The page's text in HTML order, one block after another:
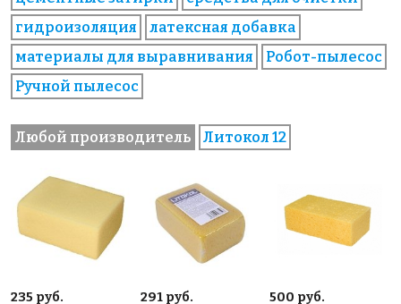
гидроизоляция
латексная добавка
материалы для выравнивания
Робот-пылесос
Ручной пылесос
Любой производитель Литокол 12
235 руб.
291 руб.
500 руб.